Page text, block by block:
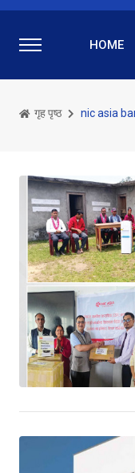
HOME
गृह पृष्ठ nic asia